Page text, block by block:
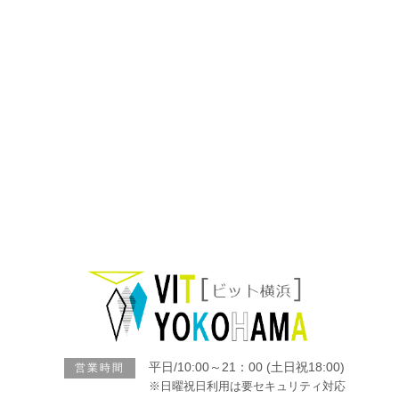
営業時間 平日/10:00～21：00 (土日祝18:00)
※日曜祝日利用は要セキュリティ対応